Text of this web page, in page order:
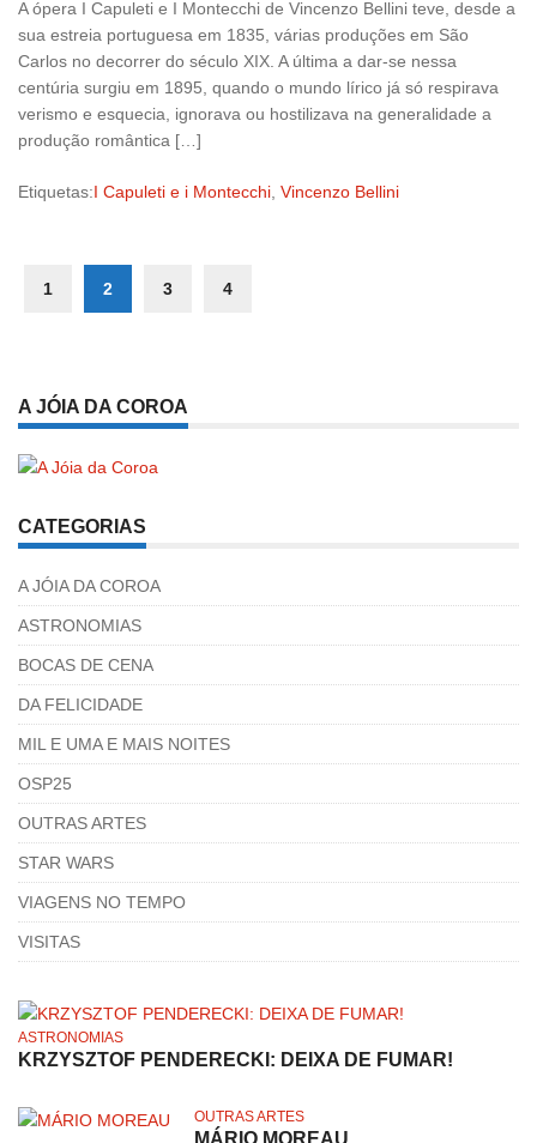
A ópera I Capuleti e I Montecchi de Vincenzo Bellini teve, desde a
sua estreia portuguesa em 1835, várias produções em São
Carlos no decorrer do século XIX. A última a dar-se nessa
centúria surgiu em 1895, quando o mundo lírico já só respirava
verismo e esquecia, ignorava ou hostilizava na generalidade a
produção romântica […]
Etiquetas:I Capuleti e i Montecchi Vincenzo Bellini
1 2 3 4
A JÓIA DA COROA
CATEGORIAS
A JÓIA DA COROA
ASTRONOMIAS
BOCAS DE CENA
DA FELICIDADE
MIL E UMA E MAIS NOITES
OSP25
OUTRAS ARTES
STAR WARS
VIAGENS NO TEMPO
VISITAS
ASTRONOMIAS
KRZYSZTOF PENDERECKI: DEIXA DE FUMAR!
OUTRAS ARTES
MÁRIO MOREAU